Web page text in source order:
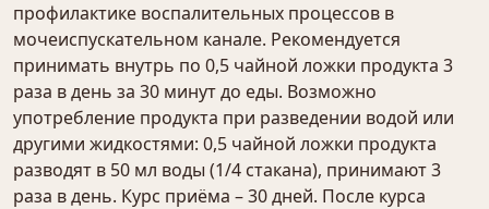
профилактике воспалительных процессов в
мочеиспускательном канале. Рекомендуется
принимать внутрь по 0,5 чайной ложки продукта 3
раза в день за 30 минут до еды. Возможно
употребление продукта при разведении водой или
другими жидкостями: 0,5 чайной ложки продукта
разводят в 50 мл воды (1/4 стакана), принимают 3
раза в день. Курс приёма – 30 дней. После курса